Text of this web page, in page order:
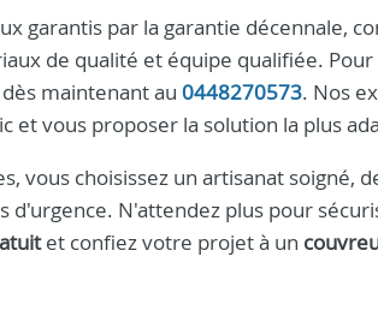
garantis par la garantie décennale,
de qualité et équipe qualifiée.
maintenant au 0448270573. Nos
et vous proposer la solution la plus
vous choisissez un artisanat soigné,
d'urgence. N'attendez plus pour
et confiez votre projet à un